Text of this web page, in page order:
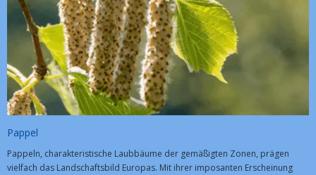
Pappel
Pappeln, charakteristische Laubbäume der gemäßigten Zonen, prägen
vielfach das Landschaftsbild Europas. Mit ihrer imposanten Erscheinung